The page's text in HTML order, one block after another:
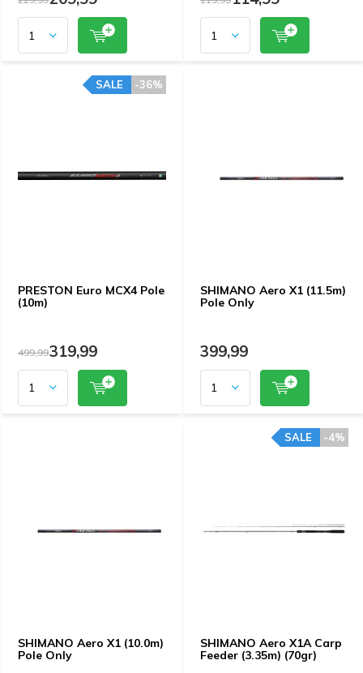
PRESTON Euro MCX4 Pole
(10m)
-36%
SALE
499,99319,99
SHIMANO Aero X1 (11.5m)
Pole Only
399,99
SHIMANO Aero X1 (10.0m)
Pole Only
SHIMANO Aero X1A Carp
Feeder (3.35m) (70gr)
-4%
SALE